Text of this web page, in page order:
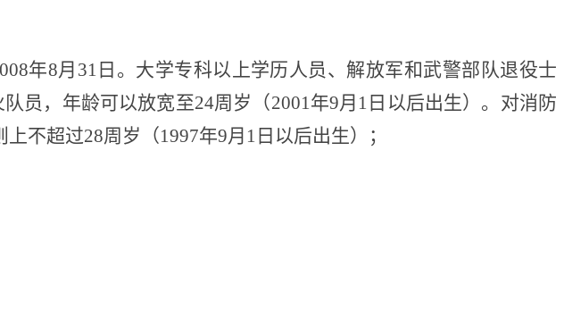
年8月31日。大学专科以上学历人员、解放军和武警部队退役士
员，年龄可以放宽至24周岁（2001年9月1日以后出生）。对消防
不超过28周岁（1997年9月1日以后出生）；